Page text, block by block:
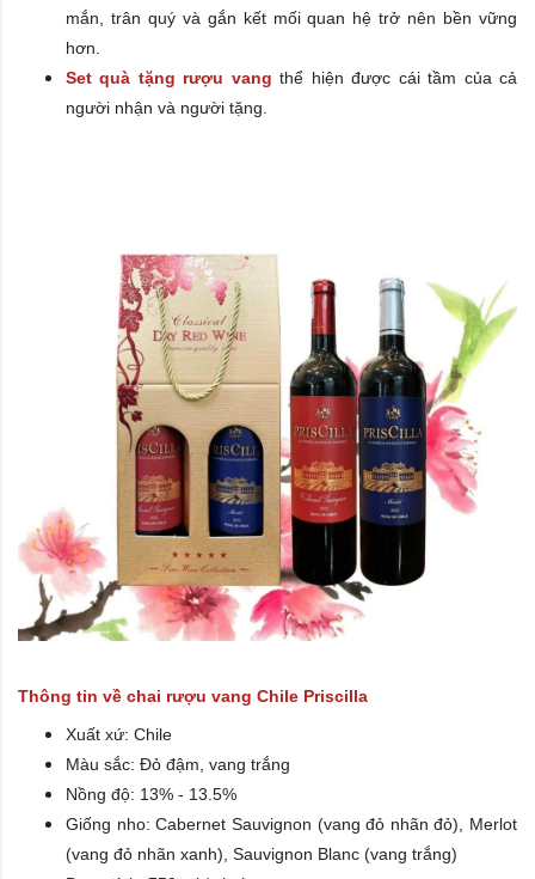
mắn, trân quý và gắn kết mối quan hệ trở nên bền vững
hơn.
Set quà tặng rượu vang thể hiện được cái tầm của cả
người nhận và người tặng.
Thông tin về chai rượu vang Chile Priscilla
Xuất xứ: Chile
Màu sắc: Đỏ đậm, vang trắng
Nồng độ: 13% - 13.5%
Giống nho: Cabernet Sauvignon (vang đỏ nhãn đỏ), Merlot
(vang đỏ nhãn xanh), Sauvignon Blanc (vang trắng)